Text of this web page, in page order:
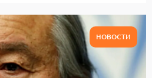
НОВОСТИ